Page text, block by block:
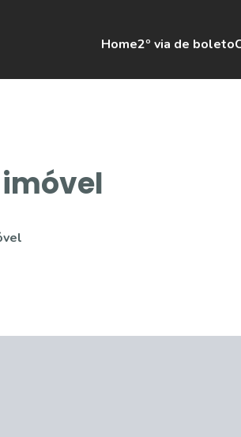
Home2º via de boleto